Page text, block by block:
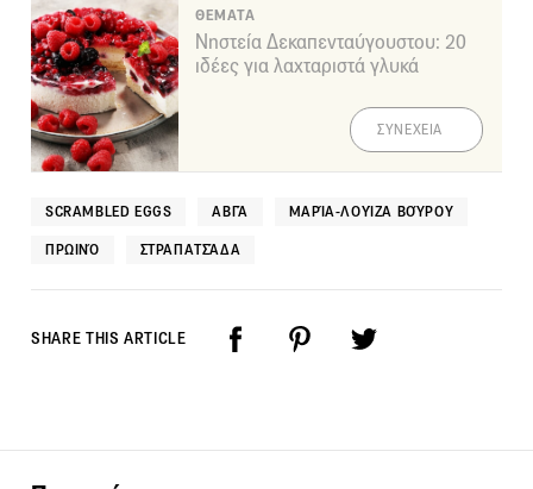
ΘΕΜΑΤΑ
Νηστεία Δεκαπενταύγουστου: 20
ιδέες για λαχταριστά γλυκά
ΣΥΝΕΧΕΙΑ
SCRAMBLED EGGS ΑΒΓΆ ΜΑΡΊΑ-ΛΟΥΊΖΑ ΒΟΎΡΟΥ
ΠΡΩΙΝΌ ΣΤΡΑΠΑΤΣΆΔΑ
SHARE THIS ARTICLE